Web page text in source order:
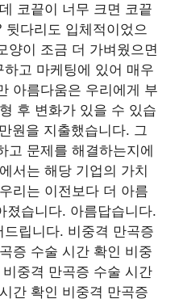
코끝이 너무 크면 코끝
뒷다리도 입체적이었으
양이 조금 더 가벼웠으면
고 마케팅에 있어 매우
아름다움은 우리에게 부
후 변화가 있을 수 있습
원을 지출했습니다. 그
고 문제를 해결하는지에
서는 해당 기업의 가치
리는 이전보다 더 아름
졌습니다. 아름답습니다.
립니다. 비중격 만곡증
증 수술 시간 확인 비중
중격 만곡증 수술 시간
간 확인 비중격 만곡증